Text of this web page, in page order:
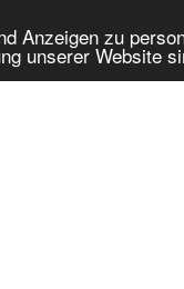
Anzeigen zu
unserer Website